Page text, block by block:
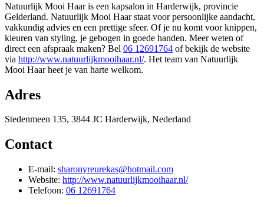
Natuurlijk Mooi Haar is een kapsalon in Harderwijk, provincie
Gelderland. Natuurlijk Mooi Haar staat voor persoonlijke aandacht,
vakkundig advies en een prettige sfeer. Of je nu komt voor knippen,
kleuren van styling, je gebogen in goede handen. Meer weten of
direct een afspraak maken? Bel 06 12691764 of bekijk de website
via http://www.natuurlijkmooihaar.nl/. Het team van Natuurlijk
Mooi Haar heet je van harte welkom.
Adres
Stedenmeen 135, 3844 JC Harderwijk, Nederland
Contact
E-mail: sharonyreurekas@hotmail.com
Website: http://www.natuurlijkmooihaar.nl/
Telefoon: 06 12691764